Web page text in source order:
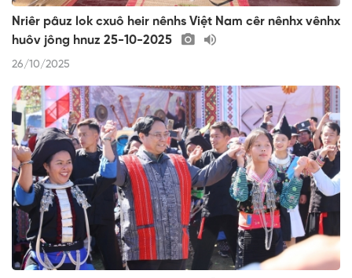
Nriêr pâuz lok cxuô heir nênhs Việt Nam cêr nênhx vênhx
huôv jông hnuz 25-10-2025
26/10/2025